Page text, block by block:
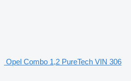
Opel Combo 1,2 PureTech VIN 306